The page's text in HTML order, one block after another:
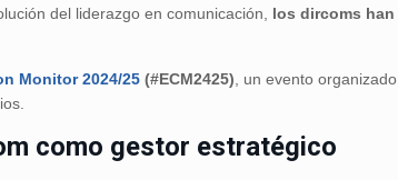
del liderazgo en comunicación, los dircoms han
Monitor 2024/25 (#ECM2425) , un evento organizado
como gestor estratégico